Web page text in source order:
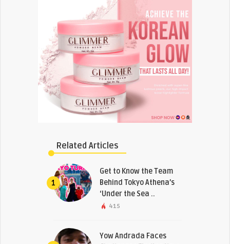
Related Articles
1
Get to Know the Team
Behind Tokyo Athena’s
‘Under the Sea ..
415
Yow Andrada Faces